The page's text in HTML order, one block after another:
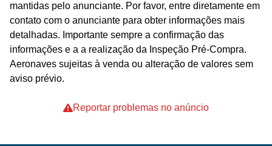
mantidas pelo anunciante. Por favor, entre diretamente em
contato com o anunciante para obter informações mais
detalhadas. Importante sempre a confirmação das
informações e a a realização da Inspeção Pré-Compra.
Aeronaves sujeitas à venda ou alteração de valores sem
aviso prévio.
Reportar problemas no anúncio